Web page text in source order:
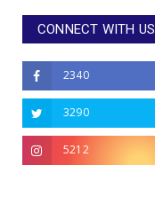
CONNECT WITH US
2340
3290
5212